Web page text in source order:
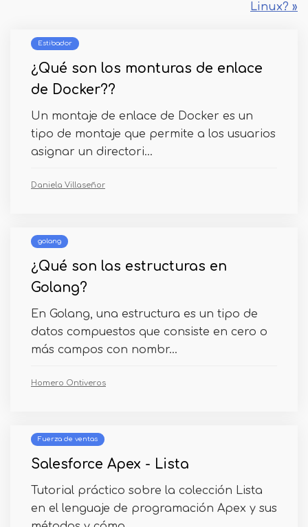
Linux? »
Estibador
¿Qué son los monturas de enlace
de Docker??
Un montaje de enlace de Docker es un
tipo de montaje que permite a los usuarios
asignar un directori...
Daniela Villaseñor
golang
¿Qué son las estructuras en
Golang?
En Golang, una estructura es un tipo de
datos compuestos que consiste en cero o
más campos con nombr...
Homero Ontiveros
Fuerza de ventas
Salesforce Apex - Lista
Tutorial práctico sobre la colección Lista
en el lenguaje de programación Apex y sus